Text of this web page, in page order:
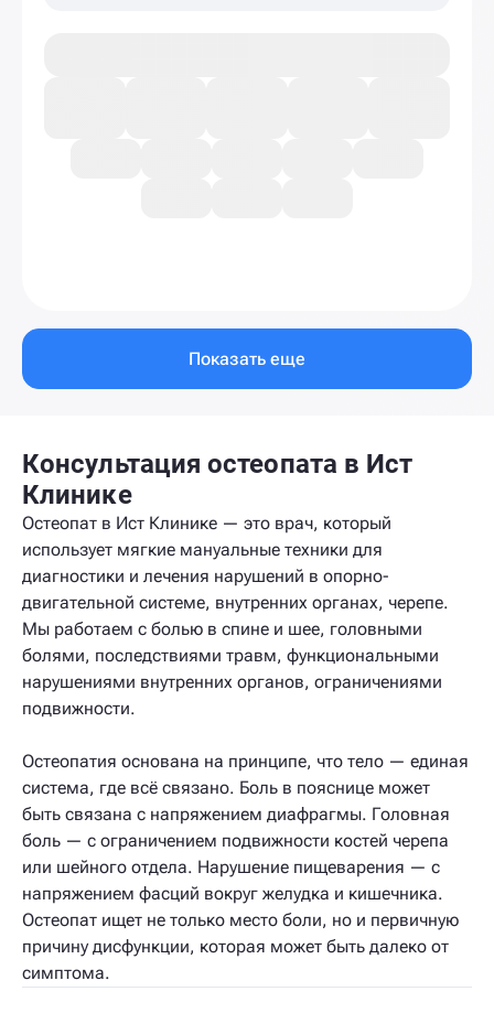
Показать еще
Консультация остеопата в Ист
Клинике
Остеопат в Ист Клинике — это врач, который
использует мягкие мануальные техники для
диагностики и лечения нарушений в опорно-
двигательной системе, внутренних органах, черепе.
Мы работаем с болью в спине и шее, головными
болями, последствиями травм, функциональными
нарушениями внутренних органов, ограничениями
подвижности.
Остеопатия основана на принципе, что тело — единая
система, где всё связано. Боль в пояснице может
быть связана с напряжением диафрагмы. Головная
боль — с ограничением подвижности костей черепа
или шейного отдела. Нарушение пищеварения — с
напряжением фасций вокруг желудка и кишечника.
Остеопат ищет не только место боли, но и первичную
причину дисфункции, которая может быть далеко от
симптома.